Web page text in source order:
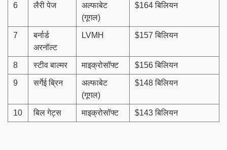
6 लैरी पेज
अल्फाबेट
(गूगल)
$164 बिलियन
7
बर्नार्ड
अरनॉल्ट
LVMH $157 बिलियन
8 स्टीव बाल्मर माइक्रोसॉफ्ट $156 बिलियन
9 सर्गेई ब्रिन
अल्फाबेट
(गूगल)
$148 बिलियन
10 बिल गेट्स माइक्रोसॉफ्ट $143 बिलियन